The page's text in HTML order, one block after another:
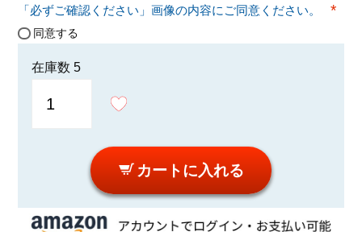
「必ずご確認ください」画像の内容にご同意ください。
同意する
在庫数 5
カートに入れる